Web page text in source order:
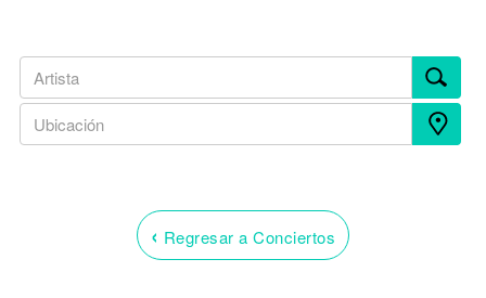
‹ Regresar a Conciertos